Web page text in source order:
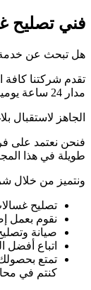
فني تصليح
هل تبحث عن خدمة
تقدم شركتنا
مدار 24 ساعة يوميا من خلال فني غسالات سلوى الكويت،
الجاهز لاستقبال
فنحن نعتمد على
طويلة في هذا
ونتميز من خلال
تصليح
نقوم بعمل
صيانة
اتباع
تمتع
كنتم في